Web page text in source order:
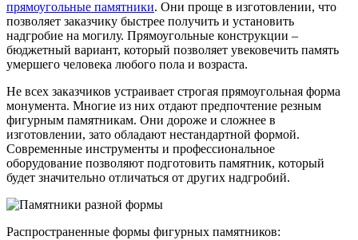
прямоугольные памятники. Они проще в изготовлении, что
позволяет заказчику быстрее получить и установить
надгробие на могилу. Прямоугольные конструкции –
бюджетный вариант, который позволяет увековечить память
умершего человека любого пола и возраста.
Не всех заказчиков устраивает строгая прямоугольная форма
монумента. Многие из них отдают предпочтение резным
фигурным памятникам. Они дороже и сложнее в
изготовлении, зато обладают нестандартной формой.
Современные инструменты и профессиональное
оборудование позволяют подготовить памятник, который
будет значительно отличаться от других надгробий.
Распространенные формы фигурных памятников: